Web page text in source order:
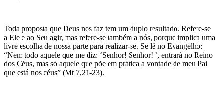
Toda proposta que Deus nos faz tem um duplo resultado. Refere-se
a Ele e ao Seu agir, mas refere-se também a nós, porque implica uma
livre escolha de nossa parte para realizar-se. Se lê no Evangelho:
“Nem todo aquele que me diz: ‘Senhor! Senhor! ’, entrará no Reino
dos Céus, mas só aquele que põe em prática a vontade de meu Pai
que está nos céus” (Mt 7,21-23).